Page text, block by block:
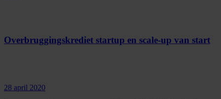
Overbruggingskrediet startup en scale-up van start
28 april 2020